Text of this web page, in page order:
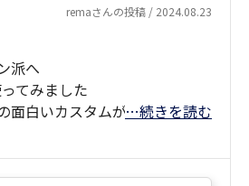
も画素数は所有しているAPS-C
ものの解像に余裕があるよう
ますので、このカメラが大活
使用で、2時間の撮影で1,100
た。
ター方式は電子シャッター、
ァインダー表示は省電力、
に設定）
ことができそうでした。
派へ
てみました
面白いカスタムが楽しめるの
かも。。。とても良いカメラ
…続きを読む
remaさんの投稿 / 2024.08.23